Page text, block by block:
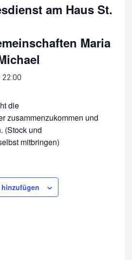
am Haus St.
Maria
22:00
die
zusammenzukommen und
(Stock und
mitbringen)